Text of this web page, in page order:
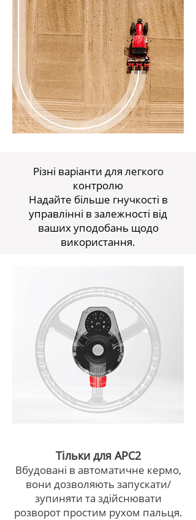
Різні варіанти для легкого
контролю
Надайте більше гнучкості в
управлінні в залежності від
ваших уподобань щодо
використання.
Тільки для APC2
Вбудовані в автоматичне кермо,
вони дозволяють запускати/
зупиняти та здійснювати
розворот простим рухом пальця.